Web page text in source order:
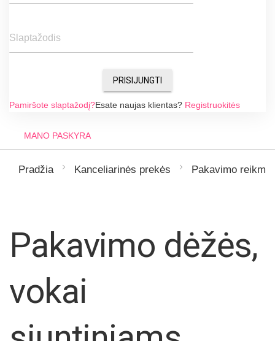
Slaptažodis
PRISIJUNGTI
Pamiršote slaptažodį?Esate naujas klientas? Registruokitės
MANO PASKYRA
Pradžia Kanceliarinės prekės Pakavimo
Pakavimo dėžės,
vokai